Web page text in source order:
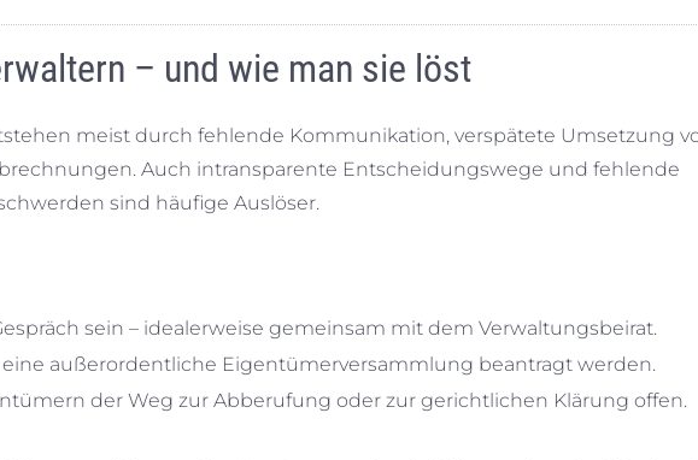
– und wie man sie löst
meist durch fehlende Kommunikation, verspätete Umsetzung
Auch intransparente Entscheidungswege und fehlende
sind häufige Auslöser.
sein – idealerweise gemeinsam mit dem Verwaltungsbeirat.
außerordentliche Eigentümerversammlung beantragt werden.
der Weg zur Abberufung oder zur gerichtlichen Klärung offen.